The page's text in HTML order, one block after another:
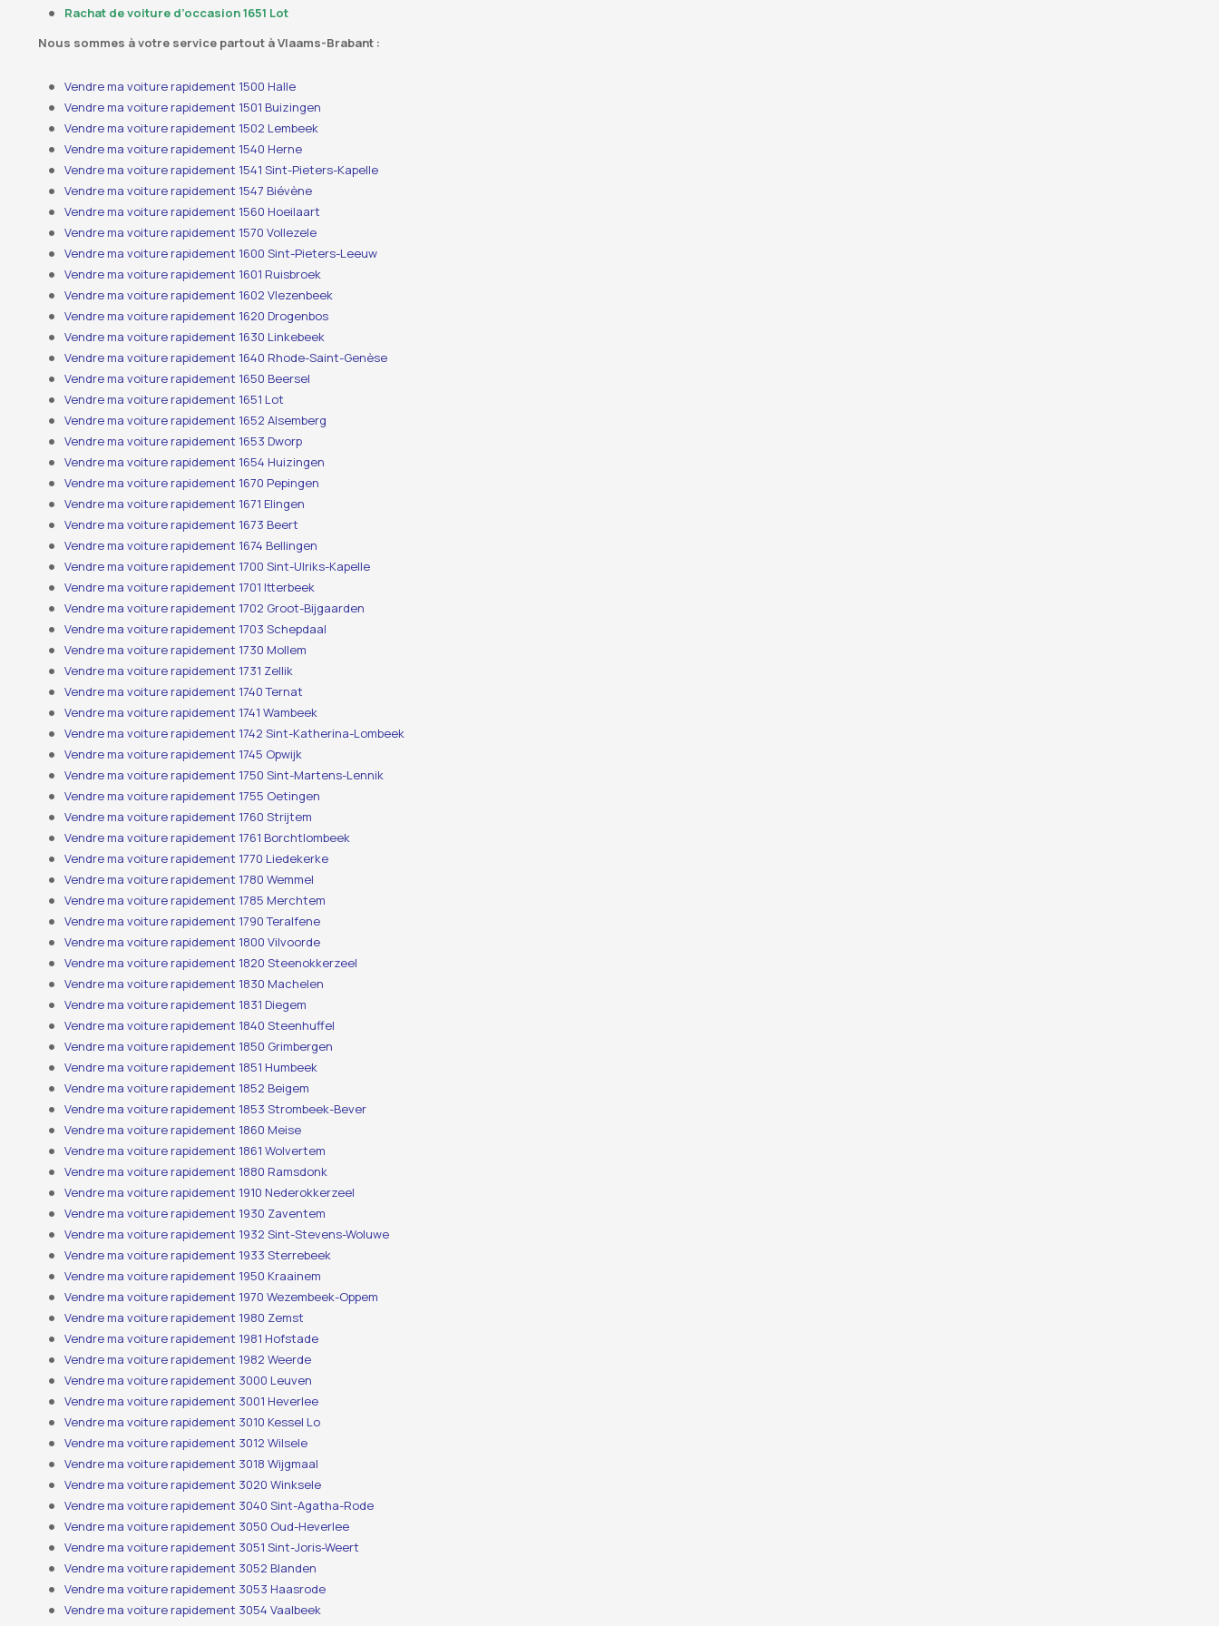
Rachat de voiture d’occasion 1651 Lot
Nous sommes à votre service partout à Vlaams-Brabant :
Vendre ma voiture rapidement 1500 Halle
Vendre ma voiture rapidement 1501 Buizingen
Vendre ma voiture rapidement 1502 Lembeek
Vendre ma voiture rapidement 1540 Herne
Vendre ma voiture rapidement 1541 Sint-Pieters-Kapelle
Vendre ma voiture rapidement 1547 Biévène
Vendre ma voiture rapidement 1560 Hoeilaart
Vendre ma voiture rapidement 1570 Vollezele
Vendre ma voiture rapidement 1600 Sint-Pieters-Leeuw
Vendre ma voiture rapidement 1601 Ruisbroek
Vendre ma voiture rapidement 1602 Vlezenbeek
Vendre ma voiture rapidement 1620 Drogenbos
Vendre ma voiture rapidement 1630 Linkebeek
Vendre ma voiture rapidement 1640 Rhode-Saint-Genèse
Vendre ma voiture rapidement 1650 Beersel
Vendre ma voiture rapidement 1651 Lot
Vendre ma voiture rapidement 1652 Alsemberg
Vendre ma voiture rapidement 1653 Dworp
Vendre ma voiture rapidement 1654 Huizingen
Vendre ma voiture rapidement 1670 Pepingen
Vendre ma voiture rapidement 1671 Elingen
Vendre ma voiture rapidement 1673 Beert
Vendre ma voiture rapidement 1674 Bellingen
Vendre ma voiture rapidement 1700 Sint-Ulriks-Kapelle
Vendre ma voiture rapidement 1701 Itterbeek
Vendre ma voiture rapidement 1702 Groot-Bijgaarden
Vendre ma voiture rapidement 1703 Schepdaal
Vendre ma voiture rapidement 1730 Mollem
Vendre ma voiture rapidement 1731 Zellik
Vendre ma voiture rapidement 1740 Ternat
Vendre ma voiture rapidement 1741 Wambeek
Vendre ma voiture rapidement 1742 Sint-Katherina-Lombeek
Vendre ma voiture rapidement 1745 Opwijk
Vendre ma voiture rapidement 1750 Sint-Martens-Lennik
Vendre ma voiture rapidement 1755 Oetingen
Vendre ma voiture rapidement 1760 Strijtem
Vendre ma voiture rapidement 1761 Borchtlombeek
Vendre ma voiture rapidement 1770 Liedekerke
Vendre ma voiture rapidement 1780 Wemmel
Vendre ma voiture rapidement 1785 Merchtem
Vendre ma voiture rapidement 1790 Teralfene
Vendre ma voiture rapidement 1800 Vilvoorde
Vendre ma voiture rapidement 1820 Steenokkerzeel
Vendre ma voiture rapidement 1830 Machelen
Vendre ma voiture rapidement 1831 Diegem
Vendre ma voiture rapidement 1840 Steenhuffel
Vendre ma voiture rapidement 1850 Grimbergen
Vendre ma voiture rapidement 1851 Humbeek
Vendre ma voiture rapidement 1852 Beigem
Vendre ma voiture rapidement 1853 Strombeek-Bever
Vendre ma voiture rapidement 1860 Meise
Vendre ma voiture rapidement 1861 Wolvertem
Vendre ma voiture rapidement 1880 Ramsdonk
Vendre ma voiture rapidement 1910 Nederokkerzeel
Vendre ma voiture rapidement 1930 Zaventem
Vendre ma voiture rapidement 1932 Sint-Stevens-Woluwe
Vendre ma voiture rapidement 1933 Sterrebeek
Vendre ma voiture rapidement 1950 Kraainem
Vendre ma voiture rapidement 1970 Wezembeek-Oppem
Vendre ma voiture rapidement 1980 Zemst
Vendre ma voiture rapidement 1981 Hofstade
Vendre ma voiture rapidement 1982 Weerde
Vendre ma voiture rapidement 3000 Leuven
Vendre ma voiture rapidement 3001 Heverlee
Vendre ma voiture rapidement 3010 Kessel Lo
Vendre ma voiture rapidement 3012 Wilsele
Vendre ma voiture rapidement 3018 Wijgmaal
Vendre ma voiture rapidement 3020 Winksele
Vendre ma voiture rapidement 3040 Sint-Agatha-Rode
Vendre ma voiture rapidement 3050 Oud-Heverlee
Vendre ma voiture rapidement 3051 Sint-Joris-Weert
Vendre ma voiture rapidement 3052 Blanden
Vendre ma voiture rapidement 3053 Haasrode
Vendre ma voiture rapidement 3054 Vaalbeek